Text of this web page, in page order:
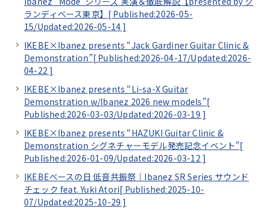
ランディベース東京】[ Published:2026-05-
15/Updated:2026-05-14 ]
IKEBE×Ibanez presents “Jack Gardiner Guitar Clinic &
Demonstration”[ Published:2026-04-17/Updated:2026-
04-22 ]
IKEBE×Ibanez presents “Li-sa-X Guitar
Demonstration w/Ibanez 2026 new models”[
Published:2026-03-03/Updated:2026-03-19 ]
IKEBE×Ibanez presents “HAZUKI Guitar Clinic &
Demonstration シグネチャーモデル発売記念イベント”[
Published:2026-01-09/Updated:2026-03-12 ]
IKEBEベースの日 低音共振祭｜Ibanez SR Series サウンド
チェック feat. Yuki Atori[ Published:2025-10-
07/Updated:2025-10-29 ]